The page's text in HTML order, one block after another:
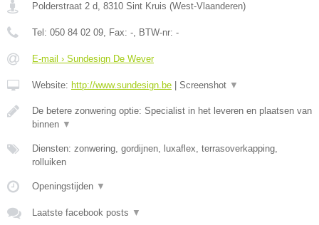
Polderstraat 2 d, 8310 Sint Kruis (West-Vlaanderen)
Tel: 050 84 02 09, Fax: -, BTW-nr: -
E-mail › Sundesign De Wever
Website: http://www.sundesign.be Screenshot ▼
De betere zonwering optie: Specialist in het leveren en plaatsen van
binnen ▼
Diensten: zonwering, gordijnen, luxaflex, terrasoverkapping,
rolluiken
Openingstijden ▼
Laatste facebook posts ▼